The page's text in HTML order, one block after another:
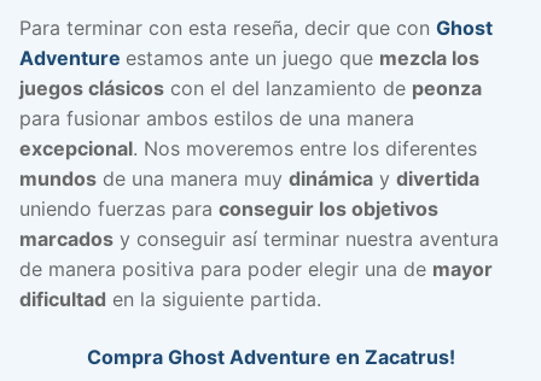
Para terminar con esta reseña, decir que con Ghost
Adventure estamos ante un juego que mezcla los
juegos clásicos con el del lanzamiento de peonza
para fusionar ambos estilos de una manera
excepcional. Nos moveremos entre los diferentes
mundos de una manera muy dinámica y divertida
uniendo fuerzas para conseguir los objetivos
marcados y conseguir así terminar nuestra aventura
de manera positiva para poder elegir una de mayor
dificultad en la siguiente partida.
Compra Ghost Adventure en Zacatrus!